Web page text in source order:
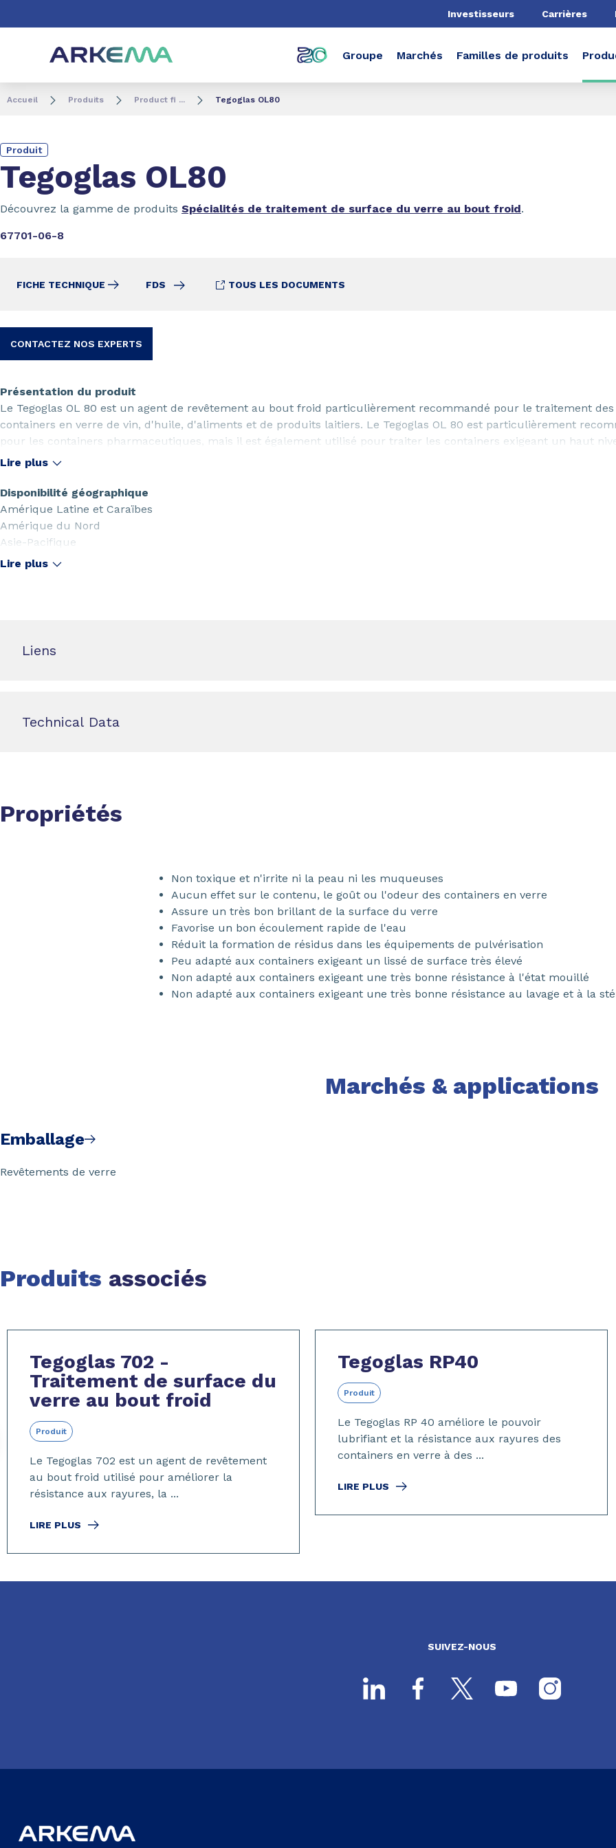
Investisseurs Carrières
Groupe Marchés Familles de produits
Accueil Produits Product fi ... Tegoglas OL80
Produit
Tegoglas OL80
Découvrez la gamme de produits Spécialités de traitement de surface du verre au bout froid.
67701-06-8
FICHE TECHNIQUE FDS TOUS LES DOCUMENTS
CONTACTEZ NOS EXPERTS
Présentation du produit
Le Tegoglas OL 80 est un agent de revêtement au bout froid particulièrement recommandé pour le traitement des
containers en verre de vin, d'huile, d'aliments et de produits laitiers. Le Tegoglas OL 80 est particulièrement
pour les containers pharmaceutiques, mais il est également utilisé pour traiter les containers exigeant un haut
résistance aux rayures à sec.
Lire plus
Disponibilité géographique
Amérique Latine et Caraïbes
Amérique du Nord
Asie-Pacifique
Europe
Lire plus
Liens
Technical Data
Propriétés
Non toxique et n'irrite ni la peau ni les muqueuses
Aucun effet sur le contenu, le goût ou l'odeur des containers en verre
Assure un très bon brillant de la surface du verre
Favorise un bon écoulement rapide de l'eau
Réduit la formation de résidus dans les équipements de pulvérisation
Peu adapté aux containers exigeant un lissé de surface très élevé
Non adapté aux containers exigeant une très bonne résistance à l'état mouillé
Non adapté aux containers exigeant une très bonne résistance au lavage et à la
Marchés & applications
Emballage
Revêtements de verre
Produits associés
Tegoglas 702 -
Traitement de surface du
verre au bout froid
Produit
Le Tegoglas 702 est un agent de revêtement
au bout froid utilisé pour améliorer la
résistance aux rayures, la ...
LIRE PLUS
Tegoglas RP40
Produit
Le Tegoglas RP 40 améliore le pouvoir
lubrifiant et la résistance aux rayures des
containers en verre à des ...
LIRE PLUS
SUIVEZ-NOUS